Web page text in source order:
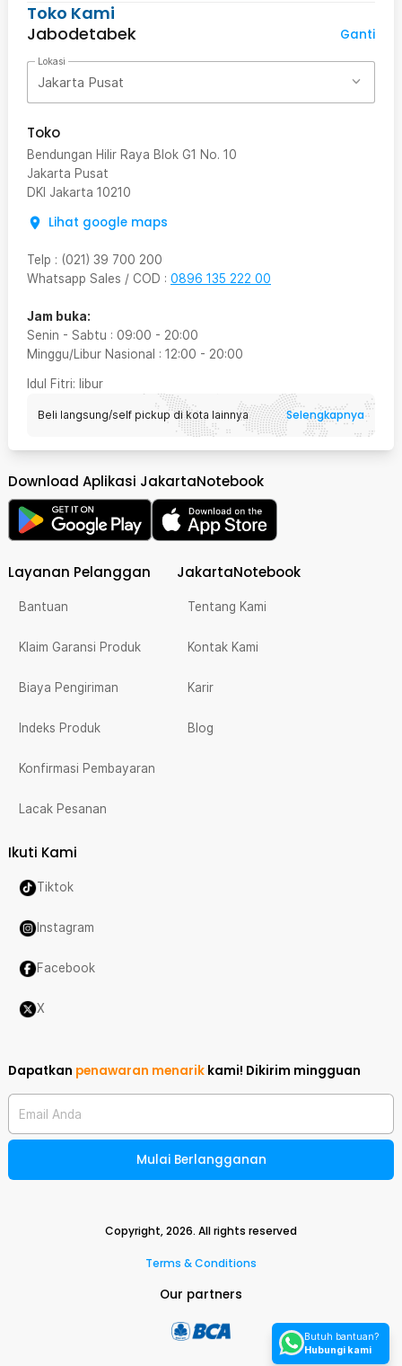
Toko Kami
Jabodetabek
Ganti
Lokasi
Jakarta Pusat
Toko
Bendungan Hilir Raya Blok G1 No. 10
Jakarta Pusat
DKI Jakarta 10210
Lihat google maps
Telp : (021) 39 700 200
Whatsapp Sales / COD : 0896 135 222 00
Jam buka:
Senin - Sabtu : 09:00 - 20:00
Minggu/Libur Nasional : 12:00 - 20:00
Idul Fitri: libur
Beli langsung/self pickup di kota lainnya Selengkapnya
Download Aplikasi JakartaNotebook
Layanan Pelanggan
Bantuan
Klaim Garansi Produk
Biaya Pengiriman
Indeks Produk
Konfirmasi Pembayaran
Lacak Pesanan
JakartaNotebook
Tentang Kami
Kontak Kami
Karir
Blog
Ikuti Kami
Tiktok
Instagram
Facebook
X
Dapatkan penawaran menarik kami! Dikirim mingguan
Email Anda
Mulai Berlangganan
Copyright,2026. All rights reserved
Terms & Conditions
Our partners
Butuh bantuan?
Hubungi kami